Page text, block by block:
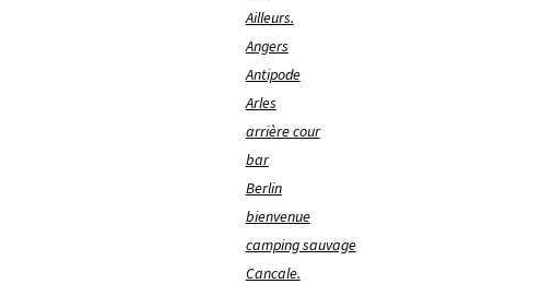
Ailleurs.
Angers
Antipode
Arles
arrière cour
bar
Berlin
bienvenue
camping sauvage
Cancale.